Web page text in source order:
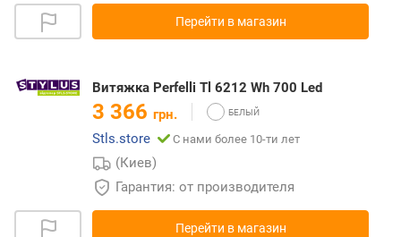
Перейти в магазин
Витяжка Perfelli Tl 6212 Wh 700 Led
3 366 грн.
Stls.store
С нами более 10-ти лет
(Киев)
Гарантия: от производителя
Перейти в магазин